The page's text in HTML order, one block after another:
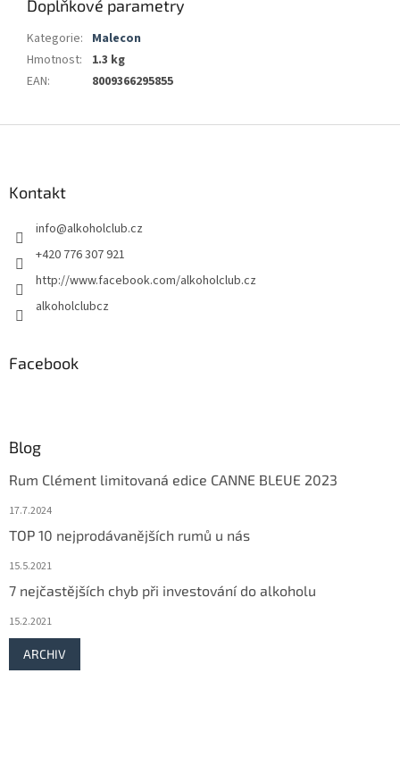
Doplňkové parametry
Kategorie: Malecon
Hmotnost:
1.3 kg
EAN: 8009366295855
Kontakt
info@alkoholclub.cz
+420 776 307 921
http://www.facebook.com/alkoholclub.cz
alkoholclubcz
Facebook
Blog
Rum Clément limitovaná edice CANNE BLEUE 2023
17.7.2024
TOP 10 nejprodávanějších rumů u nás
15.5.2021
7 nejčastějších chyb při investování do alkoholu
15.2.2021
ARCHIV